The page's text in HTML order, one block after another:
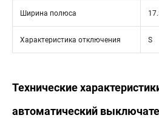
Ширина полюса
Характеристика отключения S
Технические
автоматический